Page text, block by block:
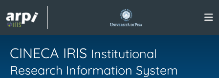
CINECA IRIS Institutional
Research Information System